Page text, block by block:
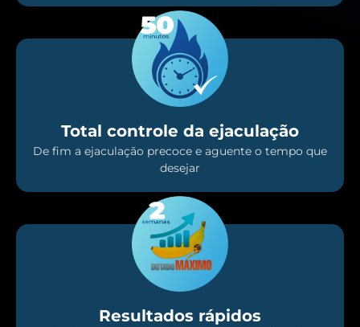
Total controle da ejaculação
De fim a ejaculação precoce e aguente o tempo que
desejar
Resultados rápidos